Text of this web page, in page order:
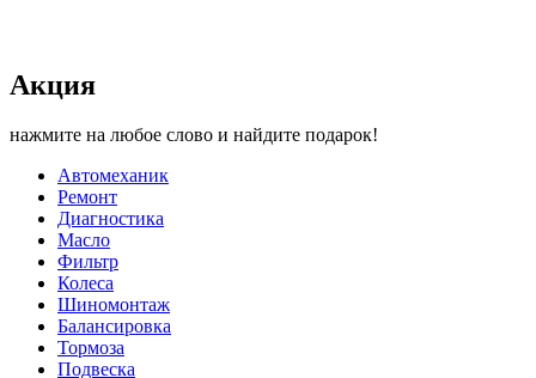
Акция
нажмите на любое слово и найдите подарок!
Автомеханик
Ремонт
Диагностика
Масло
Фильтр
Колеса
Шиномонтаж
Балансировка
Тормоза
Подвеска